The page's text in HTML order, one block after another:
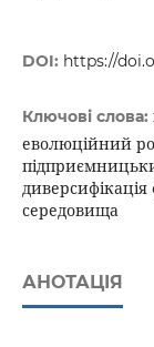
DOI: https://
Ключові слова:
еволюційний
середовища
АНОТАЦІЯ